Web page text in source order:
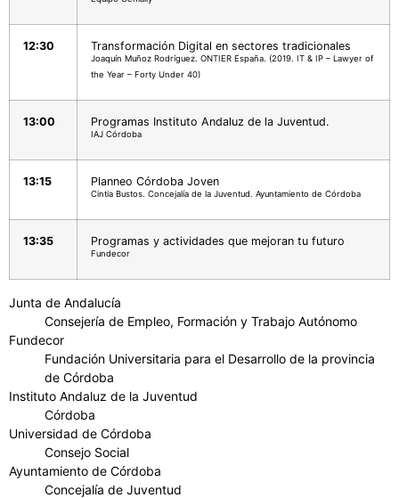
12:30 Transformación Digital en sectores tradicionales
Joaquín Muñoz Rodríguez. ONTIER España. (2019. IT & IP – Lawyer of
the Year – Forty Under 40)
13:00 Programas Instituto Andaluz de la Juventud.
IAJ Córdoba
13:15 Planneo Córdoba Joven
Cintia Bustos. Concejalía de la Juventud. Ayuntamiento de Córdoba
13:35 Programas y actividades que mejoran tu futuro
Fundecor
Junta de Andalucía
Consejería de Empleo, Formación y Trabajo Autónomo
Fundecor
Fundación Universitaria para el Desarrollo de la provincia
de Córdoba
Instituto Andaluz de la Juventud
Córdoba
Universidad de Córdoba
Consejo Social
Ayuntamiento de Córdoba
Concejalía de Juventud